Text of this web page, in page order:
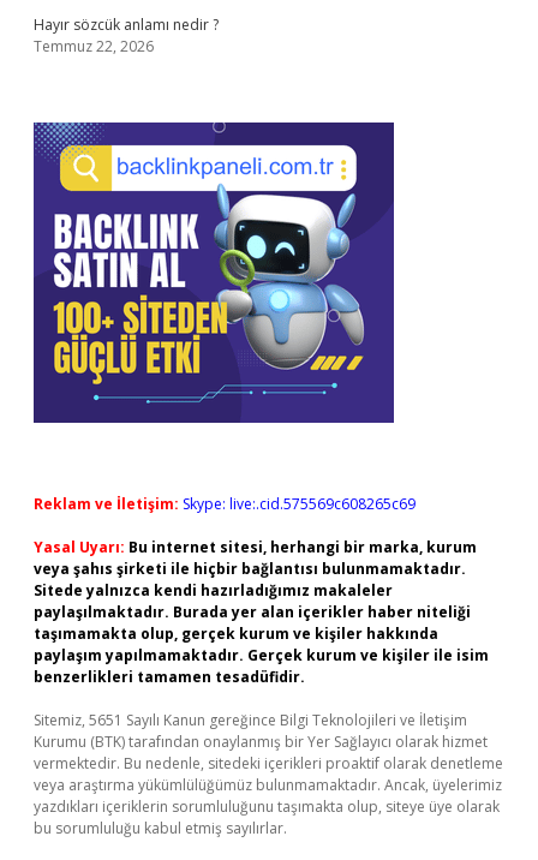
Hayır sözcük anlamı nedir ?
Temmuz 22, 2026
Reklam ve İletişim: Skype: live:.cid.575569c608265c69
Yasal Uyarı: Bu internet sitesi, herhangi bir marka, kurum
veya şahıs şirketi ile hiçbir bağlantısı bulunmamaktadır.
Sitede yalnızca kendi hazırladığımız makaleler
paylaşılmaktadır. Burada yer alan içerikler haber niteliği
taşımamakta olup, gerçek kurum ve kişiler hakkında
paylaşım yapılmamaktadır. Gerçek kurum ve kişiler ile isim
benzerlikleri tamamen tesadüfidir.
Sitemiz, 5651 Sayılı Kanun gereğince Bilgi Teknolojileri ve İletişim
Kurumu (BTK) tarafından onaylanmış bir Yer Sağlayıcı olarak hizmet
vermektedir. Bu nedenle, sitedeki içerikleri proaktif olarak denetleme
veya araştırma yükümlülüğümüz bulunmamaktadır. Ancak, üyelerimiz
yazdıkları içeriklerin sorumluluğunu taşımakta olup, siteye üye olarak
bu sorumluluğu kabul etmiş sayılırlar.